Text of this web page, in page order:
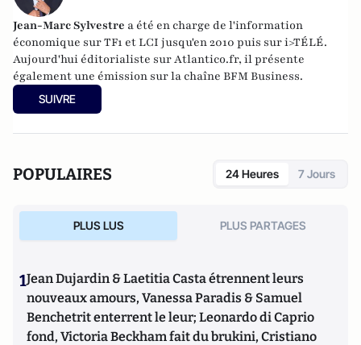
Jean-Marc Sylvestre a été en charge de l'information
économique sur TF1 et LCI jusqu'en 2010 puis sur i>TÉLÉ.
Aujourd'hui éditorialiste sur Atlantico.fr, il présente
également une émission sur la chaîne BFM Business.
SUIVRE
POPULAIRES 24 Heures 7 Jours
PLUS LUS PLUS PARTAGES
1Jean Dujardin & Laetitia Casta étrennent leurs
nouveaux amours, Vanessa Paradis & Samuel
Benchetrit enterrent le leur; Leonardo di Caprio
fond, Victoria Beckham fait du brukini, Cristiano